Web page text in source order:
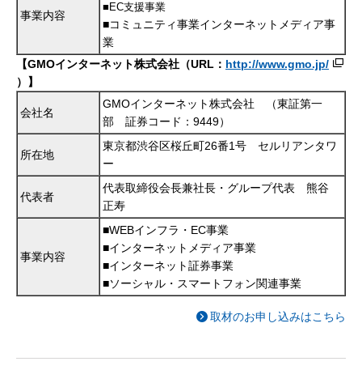
事業内容
■EC支援事業
■コミュニティ事業インターネットメディア事
業
【GMOインターネット株式会社（URL： http://www.gmo.jp/
）】
会社名
GMOインターネット株式会社 （東証第一
部 証券コード：9449）
所在地
東京都渋谷区桜丘町26番1号 セルリアンタワ
ー
代表者
代表取締役会長兼社長・グループ代表 熊谷
正寿
事業内容
■WEBインフラ・EC事業
■インターネットメディア事業
■インターネット証券事業
■ソーシャル・スマートフォン関連事業
取材のお申し込みはこちら